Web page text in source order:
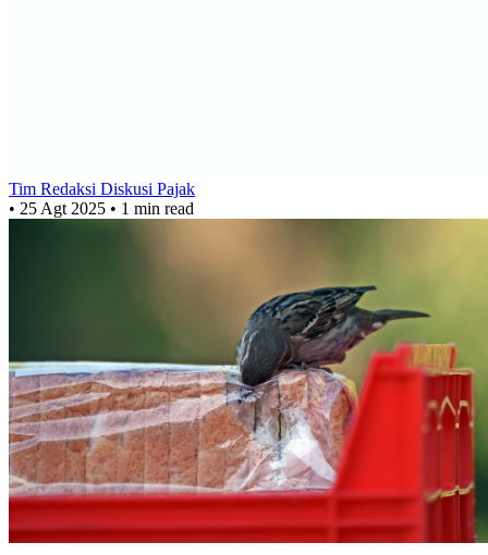
Tim Redaksi Diskusi Pajak
• 25 Agt 2025 • 1 min read